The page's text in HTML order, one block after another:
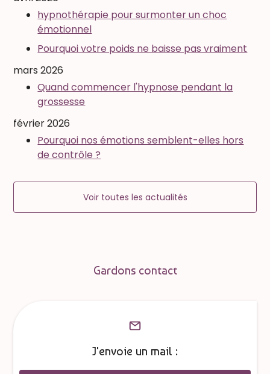
hypnothérapie pour surmonter un choc
émotionnel
Pourquoi votre poids ne baisse pas vraiment
mars 2026
Quand commencer l'hypnose pendant la
grossesse
février 2026
Pourquoi nos émotions semblent-elles hors
de contrôle ?
Voir toutes les actualités
Gardons contact
J'envoie un mail :